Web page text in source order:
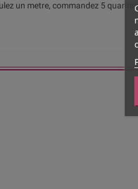
un metre, commandez 5